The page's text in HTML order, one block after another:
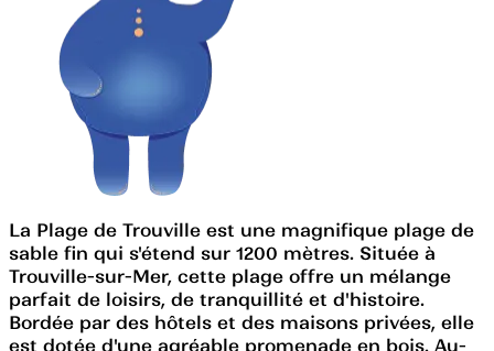
La Plage de Trouville est une magnifique plage de
sable fin qui s'étend sur 1200 mètres. Située à
Trouville-sur-Mer, cette plage offre un mélange
parfait de loisirs, de tranquillité et d'histoire.
Bordée par des hôtels et des maisons privées, elle
est dotée d'une agréable promenade en bois. Au-